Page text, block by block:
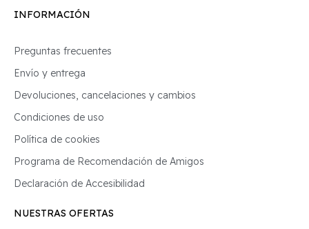
INFORMACIÓN
Preguntas frecuentes
Envío y entrega
Devoluciones, cancelaciones y cambios
Condiciones de uso
Política de cookies
Programa de Recomendación de Amigos
Declaración de Accesibilidad
NUESTRAS OFERTAS